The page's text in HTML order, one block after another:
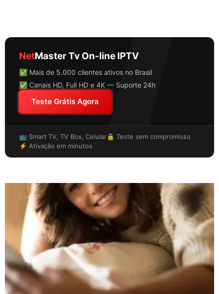
NetMaster Tv On-line IPTV
✅ Mais de 5.000 clientes ativos no Brasil
✅ Canais HD, Full HD e 4K — Suporte 24h
Teste Grátis Agora
📺 Smart TV, TV Box, Celular🔒 Teste sem compromisso
⚡ Ativação em minutos